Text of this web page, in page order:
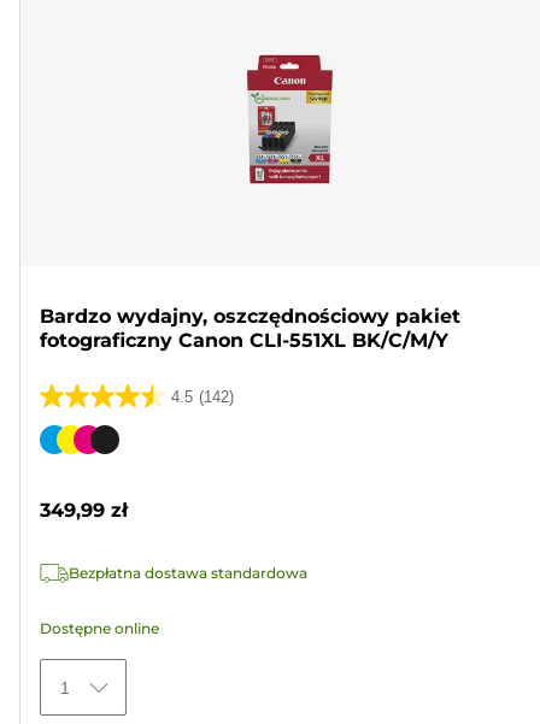
Bardzo wydajny, oszczędnościowy pakiet
fotograficzny Canon CLI-551XL BK/C/M/Y
4.5 (142)
4.5
na
142
Wkład
349,99 zł
Bezpłatna dostawa standardowa
Dostępne online
1